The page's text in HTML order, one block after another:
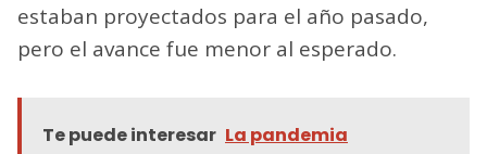
estaban proyectados para el año pasado,
pero el avance fue menor al esperado.
Te puede interesar La pandemia